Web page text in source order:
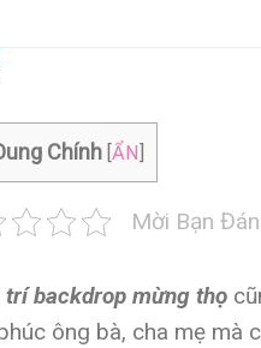
Chính ẨN
Mời Bạn
trí backdrop mừng thọ
ông bà, cha mẹ mà